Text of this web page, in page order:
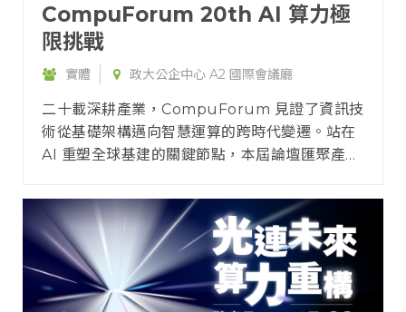
CompuForum 20th AI 算力極
限挑戰
實體 政大公企中心 A2 國際會議廳
二十載深耕產業，CompuForum 見證了資訊技
術從基礎架構邁向智慧運算的跨時代變遷。站在
AI 重塑全球基建的關鍵節點，本屆論壇匯聚產業
效率、產品差異化策略，協助企業掌握需求動
向、策略布局、合作與投資機會，搶佔下一階段
市場先機。